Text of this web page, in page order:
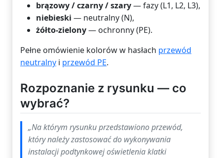
brązowy / czarny / szary— fazy (L1, L2, L3),
niebieski — neutralny (N),
żółto-zielony— ochronny (PE).
Pełne omówienie kolorów w hasłach przewód
neutralny i przewód PE.
Rozpoznanie z rysunku — co
wybrać?
„Na którym rysunku przedstawiono przewód,
który należy zastosować do wykonywania
instalacji podtynkowej oświetlenia klatki